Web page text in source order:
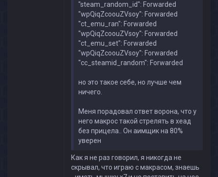
"steam_random_id": Forwarded
"wpQiqZcoouZVsoy": Forwarded
"ct_emu_ran": Forwarded
"wpQiqZcoouZVsoy": Forwarded
"ct_emu_set": Forwarded
"wpQiqZcoouZVsoy": Forwarded
"cc_steamid_random": Forwarded
но это такое себе, но лучше чем
ничего.
Меня порадовал ответ ворона, что у
него макрос такой стрелять в хеад
без прицела.. Он аимщик на 80%
уверен
Как я не раз говорил, я никогда не
скрывал, что играю с макрасом, знаешь